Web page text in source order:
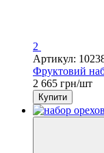
2
Артикул:
Фруктовий
2 665 грн/шт
Купити